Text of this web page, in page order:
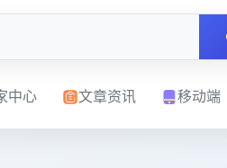
中心 文章资讯 移动端